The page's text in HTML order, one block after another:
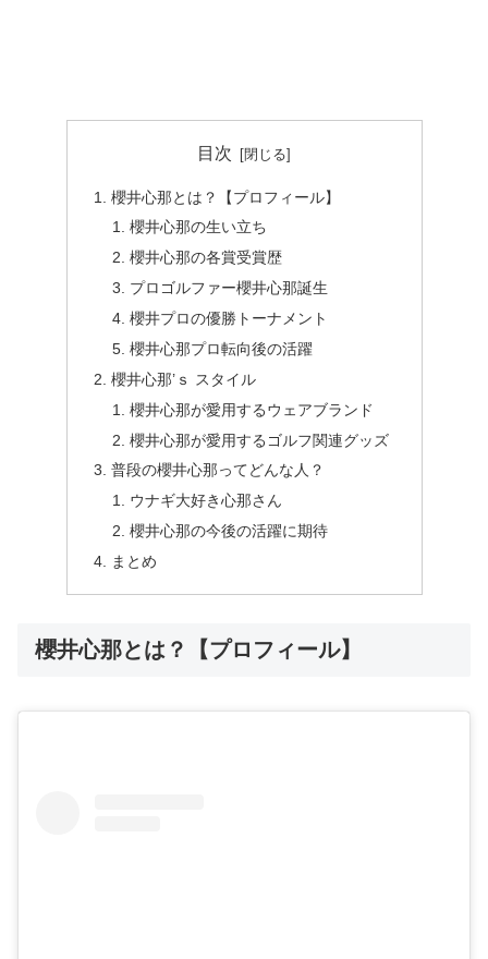
目次
櫻井心那とは？【プロフィール】
櫻井心那の生い立ち
櫻井心那の各賞受賞歴
プロゴルファー櫻井心那誕生
櫻井プロの優勝トーナメント
櫻井心那プロ転向後の活躍
櫻井心那’ｓ スタイル
櫻井心那が愛用するウェアブランド
櫻井心那が愛用するゴルフ関連グッズ
普段の櫻井心那ってどんな人？
ウナギ大好き心那さん
櫻井心那の今後の活躍に期待
まとめ
櫻井心那とは？【プロフィール】